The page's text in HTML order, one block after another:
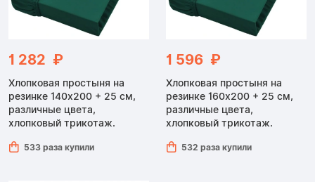
1 282 ₽
Хлопковая простыня на
резинке 140x200 + 25 см,
различные цвета,
хлопковый трикотаж.
533 раза купили
1 596 ₽
Хлопковая простыня на
резинке 160х200 + 25 см,
различные цвета,
хлопковый трикотаж.
532 раза купили